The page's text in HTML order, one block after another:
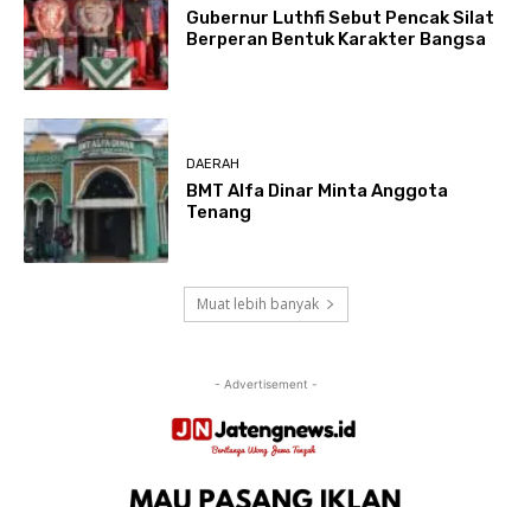
Gubernur Luthfi Sebut Pencak Silat
Berperan Bentuk Karakter Bangsa
DAERAH
BMT Alfa Dinar Minta Anggota
Tenang
Muat lebih banyak
- Advertisement -